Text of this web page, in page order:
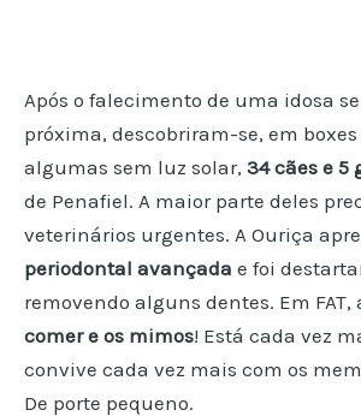
Após o falecimento de uma idosa
próxima, descobriram-se, em
algumas sem luz solar, 34 cães e 5
de Penafiel. A maior parte deles
veterinários urgentes. A Ouriça
periodontal avançada e foi
removendo alguns dentes. Em FAT,
comer e os mimos! Está cada vez
convive cada vez mais com os
De porte pequeno.